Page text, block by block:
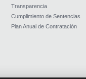
Transparencia
Cumplimiento de Sentencias
Plan Anual de Contratación